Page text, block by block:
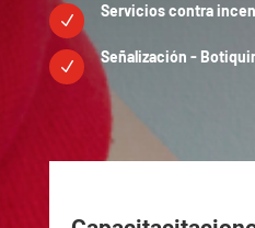
N
Servicios contra
N
Señalización -